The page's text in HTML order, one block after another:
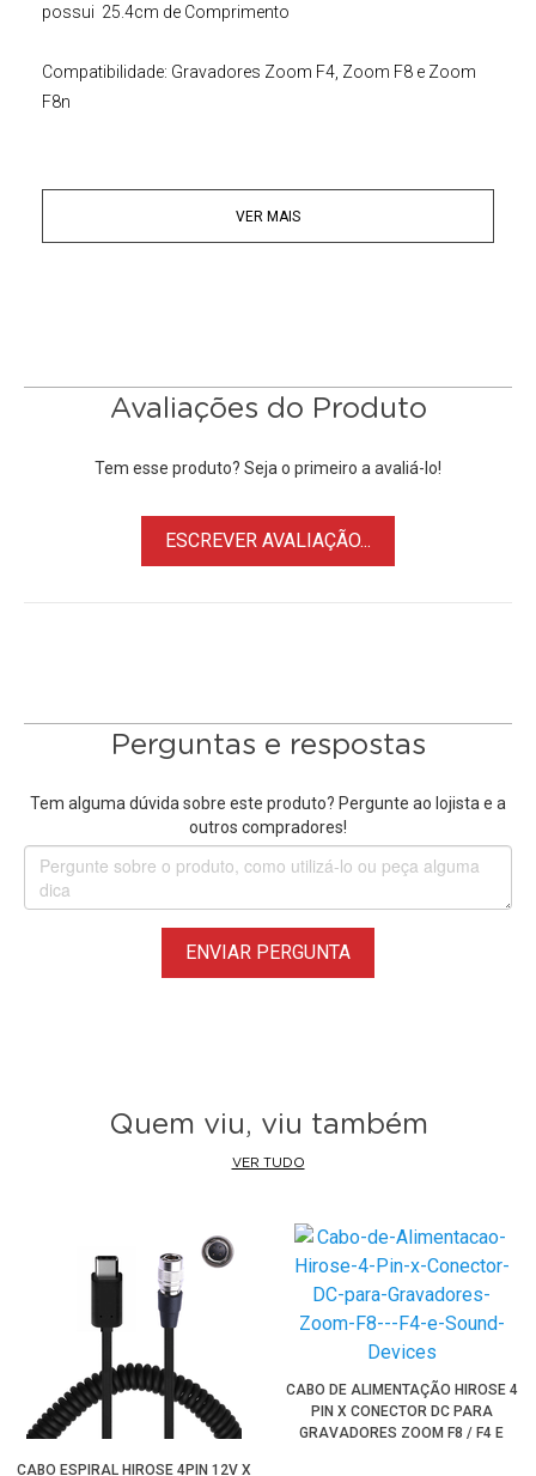
possui 25.4cm de Comprimento
Compatibilidade: Gravadores Zoom F4, Zoom F8 e Zoom
F8n
VER MAIS
Avaliações do Produto
Tem esse produto? Seja o primeiro a avaliá-lo!
ESCREVER AVALIAÇÃO...
Perguntas e respostas
Tem alguma dúvida sobre este produto? Pergunte ao lojista e a
outros compradores!
ENVIAR PERGUNTA
Quem viu, viu também
VER TUDO
CABO ESPIRAL HIROSE 4PIN 12V X
CABO DE ALIMENTAÇÃO HIROSE 4
PIN X CONECTOR DC PARA
GRAVADORES ZOOM F8 / F4 E